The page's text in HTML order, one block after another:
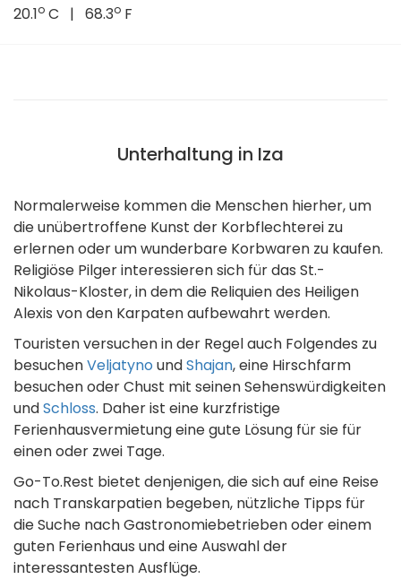
20.1o C | 68.3o F
Unterhaltung in Iza
Normalerweise kommen die Menschen hierher, um
die unübertroffene Kunst der Korbflechterei zu
erlernen oder um wunderbare Korbwaren zu kaufen.
Religiöse Pilger interessieren sich für das St.-
Nikolaus-Kloster, in dem die Reliquien des Heiligen
Alexis von den Karpaten aufbewahrt werden.
Touristen versuchen in der Regel auch Folgendes zu
besuchenVeljatyno undShajan, eine Hirschfarm
besuchen oder Chust mit seinen Sehenswürdigkeiten
undSchloss. Daher ist eine kurzfristige
Ferienhausvermietung eine gute Lösung für sie für
einen oder zwei Tage.
Go-To.Rest bietet denjenigen, die sich auf eine Reise
nach Transkarpatien begeben, nützliche Tipps für
die Suche nach Gastronomiebetrieben oder einem
guten Ferienhaus und eine Auswahl der
interessantesten Ausflüge.